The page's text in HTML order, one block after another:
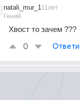
natali_mur_1
Гений
11лет
Хвост то зачем ???
0